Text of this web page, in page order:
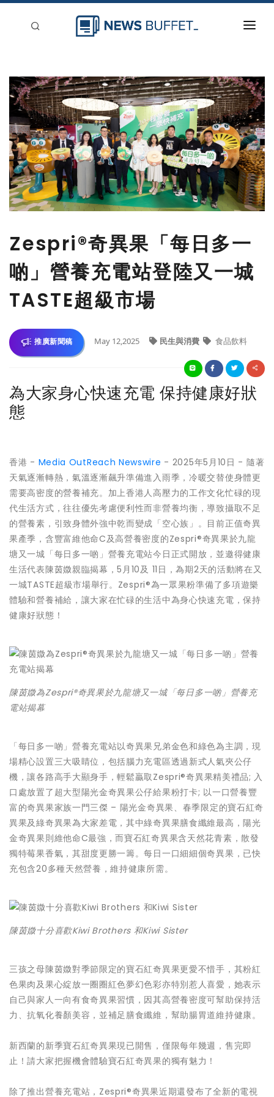
新聞稿分類
登入
刊登
Zespri®奇異果「每日多一
啲」營養充電站登陸又一城
TASTE超級市場
推廣新聞稿 May 12,2025 民生與消費 食品飲料
為大家身心快速充電 保持健康好狀
態
香港 - Media OutReach Newswire - 2025年5月10日 - 隨著
天氣逐漸轉熱，氣溫逐漸飆升準備進入雨季，冷暖交替使身體更
需要高密度的營養補充。加上香港人高壓力的工作文化忙碌的現
代生活方式，往往優先考慮便利性而非營養均衡，導致攝取不足
的營養素，引致身體外強中乾而變成「空心族」。目前正值奇異
果產季，含豐富維他命C及高營養密度的Zespri®奇異果於九龍
塘又一城「每日多一啲」營養充電站今日正式開放，並邀得健康
生活代表陳茵媺親臨揭幕，5月10及 11日，為期2天的活動將在又
一城TASTE超級市場舉行。Zespri®為一眾果粉準備了多項遊樂
體驗和營養補給，讓大家在忙碌的生活中為身心快速充電，保持
健康好狀態！
陳茵媺為Zespri®奇異果於九龍塘又一城「每日多一啲」營養充
電站揭幕
「每日多一啲」營養充電站以奇異果兄弟金色和綠色為主調，現
場精心設置三大吸睛位，包括腦力充電區透過新式人氣夾公仔
機，讓各路高手大顯身手，輕鬆贏取Zespri®奇異果精美禮品; 入
口處放置了超大型陽光金奇異果公仔給果粉打卡; 以一口營養豐
富的奇異果家族一門三傑 – 陽光金奇異果、春季限定的寶石紅奇
異果及綠奇異果為大家差電，其中綠奇異果膳食纖維最高，陽光
金奇異果則維他命C最強，而寶石紅奇異果含天然花青素，散發
獨特莓果香氣，其甜度更勝一籌。每日一口細細個奇異果，已快
充包含20多種天然營養，維持健康所需。
陳茵媺十分喜歡Kiwi Brothers 和Kiwi Sister
三孩之母陳茵媺對季節限定的寶石紅奇異果更愛不惜手，其粉紅
色果肉及果心綻放一圈圈紅色夢幻色彩亦特別惹人喜愛，她表示
自己與家人一向有食奇異果習慣，因其高營養密度可幫助保持活
力、抗氧化養顏美容，並補足膳食纖維，幫助腸胃道維持健康。
新西蘭的新季寶石紅奇異果現已開售，僅限每年幾週，售完即
止！請大家把握機會體驗寶石紅奇異果的獨有魅力！
除了推出營養充電站，Zespri®奇異果近期還發布了全新的電視